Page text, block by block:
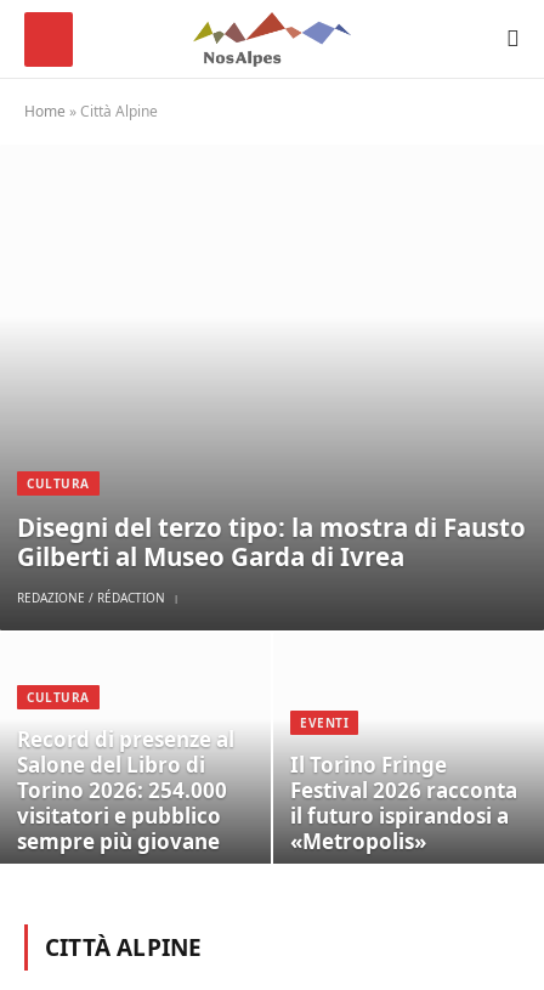
Home »Città Alpine
CULTURA
Disegni del terzo tipo: la mostra di Fausto
Gilberti al Museo Garda di Ivrea
REDAZIONE / RÉDACTION
CULTURA
Record di presenze al
Salone del Libro di
Torino 2026: 254.000
visitatori e pubblico
sempre più giovane
EVENTI
Il Torino Fringe
Festival 2026 racconta
il futuro ispirandosi a
«Metropolis»
CITTÀ ALPINE